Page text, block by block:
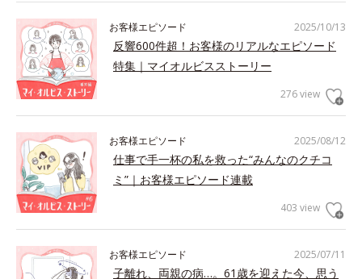
2025/10/13
お客様エピソード
反響600件超！お客様のリアルなエピソード
特集｜マイオルビスストーリー
276 view
2025/08/12
お客様エピソード
仕事で手一杯の私を救った“みんなのクチコ
ミ”｜お客様エピソード連載
403 view
2025/07/11
お客様エピソード
子離れ、両親の病…。61歳を迎えた今、思う